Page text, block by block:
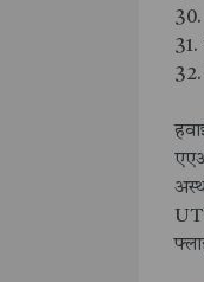
30.
31.
32.